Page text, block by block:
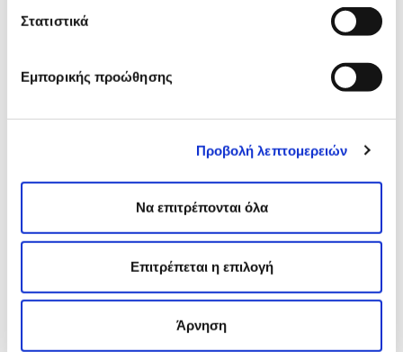
Στατιστικά
Εμπορικής προώθησης
Προβολή λεπτομερειών
Να επιτρέπονται όλα
Επιτρέπεται η επιλογή
Άρνηση